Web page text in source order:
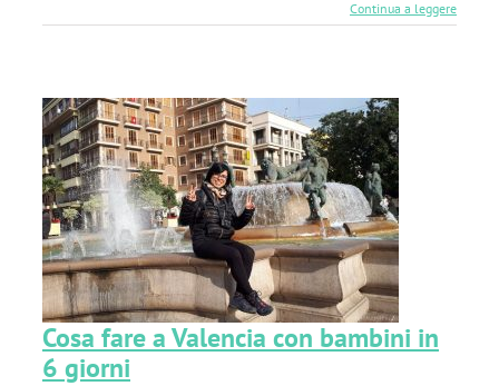
Continua a leggere
Cosa fare a Valencia con bambini in
6 giorni